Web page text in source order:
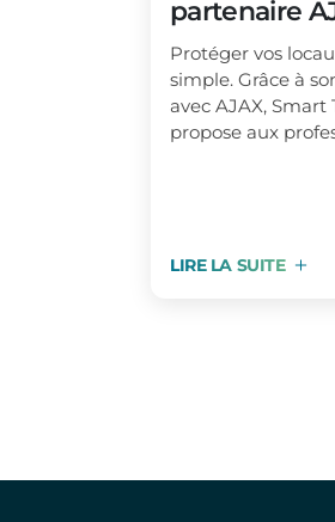
partenaire
Protéger vos
simple. Grâce à
avec AJAX, Smart
propose aux
LIRE LA SUITE